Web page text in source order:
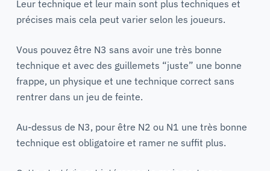
Leur technique et leur main sont plus techniques et
précises mais cela peut varier selon les joueurs.
Vous pouvez être N3 sans avoir une très bonne
technique et avec des guillemets “juste” une bonne
frappe, un physique et une technique correct sans
rentrer dans un jeu de feinte.
Au-dessus de N3, pour être N2 ou N1 une très bonne
technique est obligatoire et ramer ne suffit plus.